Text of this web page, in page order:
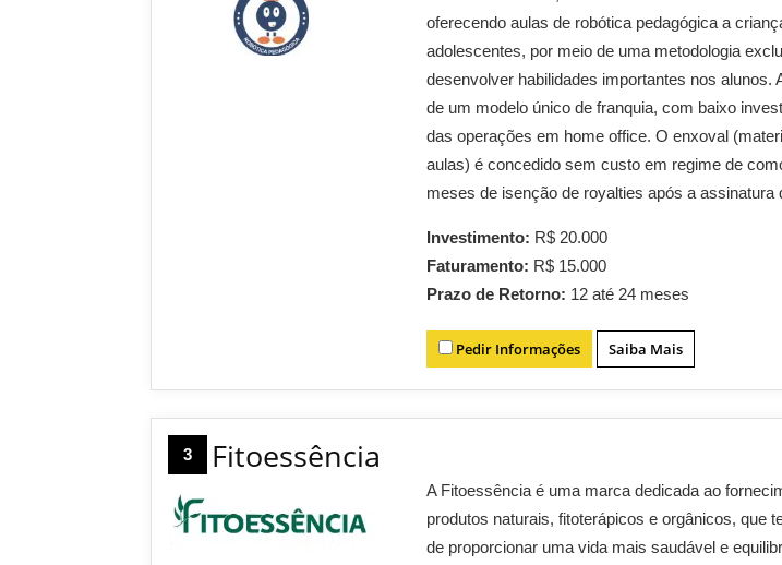
oferecendo aulas de robótica pedagógica a
adolescentes, por meio de uma metodologia
desenvolver habilidades importantes nos alunos.
de um modelo único de franquia, com baixo
das operações em home office. O enxoval
aulas) é concedido sem custo em regime de
meses de isenção de royalties após a assinatura
Investimento: R$ 20.000
Faturamento: R$ 15.000
Prazo de Retorno: 12 até 24 meses
Pedir Informações Saiba Mais
3 Fitoessência
A Fitoessência é uma marca dedicada ao
produtos naturais, fitoterápicos e orgânicos, que
de proporcionar uma vida mais saudável e